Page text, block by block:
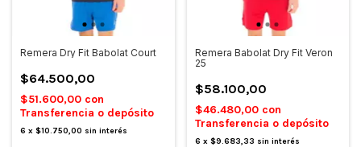
Remera Dry Fit Babolat Court
$64.500,00
$51.600,00 con
Transferencia o depósito
6 x $10.750,00 sin interés
Remera Babolat Dry Fit Veron
25
$58.100,00
$46.480,00 con
Transferencia o depósito
6 x $9.683,33 sin interés